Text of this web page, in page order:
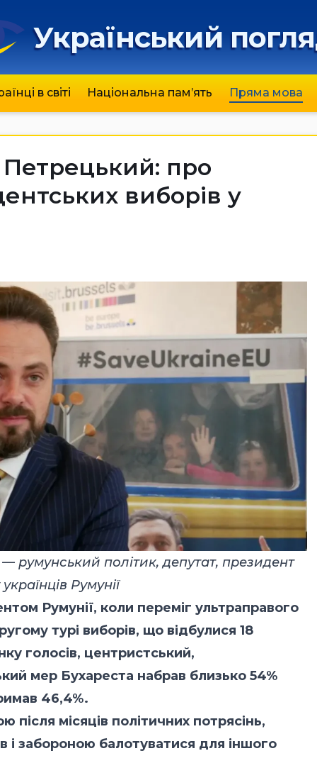
Український
в світі Національна пам’ять Пряма мова
про
виборів у
політик, депутат, президент
Румунії
Румунії, коли переміг ультраправого
турі виборів, що відбулися 18
голосів, центристський,
мер Бухареста набрав близько 54%
46,4%.
місяців політичних потрясінь,
і забороною балотуватися для іншого